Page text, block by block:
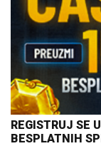
REGISTRUJ SE
BESPLATNIH